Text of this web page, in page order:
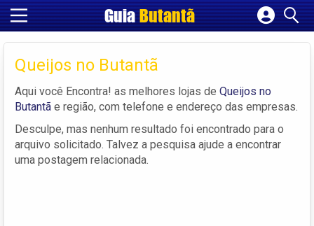
GuiaButantã
Cadastrar empresa
Fazer login
Criar conta
Queijos no Butantã
Aqui você Encontra! as melhores lojas de Queijos no
Butantã e região, com telefone e endereço das empresas.
Desculpe, mas nenhum resultado foi encontrado para o
arquivo solicitado. Talvez a pesquisa ajude a encontrar
uma postagem relacionada.